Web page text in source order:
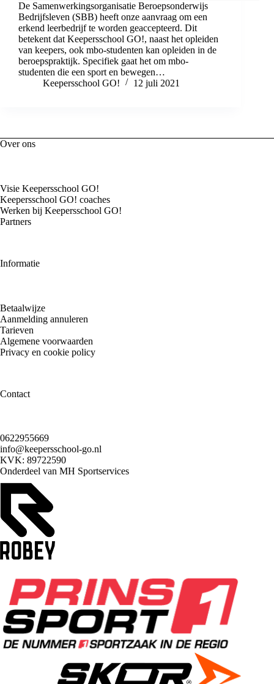
De Samenwerkingsorganisatie Beroepsonderwijs
Bedrijfsleven (SBB) heeft onze aanvraag om een
erkend leerbedrijf te worden geaccepteerd. Dit
betekent dat Keepersschool GO!, naast het opleiden
van keepers, ook mbo-studenten kan opleiden in de
beroepspraktijk. Specifiek gaat het om mbo-
studenten die een sport en bewegen…
Keepersschool GO!
12 juli 2021
Over ons
Visie Keepersschool GO!
Keepersschool GO! coaches
Werken bij Keepersschool GO!
Partners
Informatie
Betaalwijze
Aanmelding annuleren
Tarieven
Algemene voorwaarden
Privacy en cookie policy
Contact
0622955669
info@keepersschool-go.nl
KVK: 89722590
Onderdeel van MH Sportservices